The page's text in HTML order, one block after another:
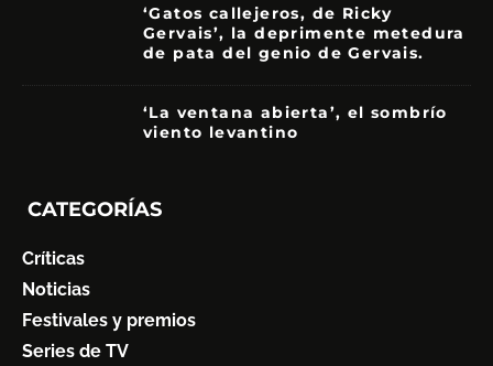
‘Gatos callejeros, de Ricky
Gervais’, la deprimente metedura
de pata del genio de Gervais.
‘La ventana abierta’, el sombrío
viento levantino
CATEGORÍAS
Críticas
Noticias
Festivales y premios
Series de TV